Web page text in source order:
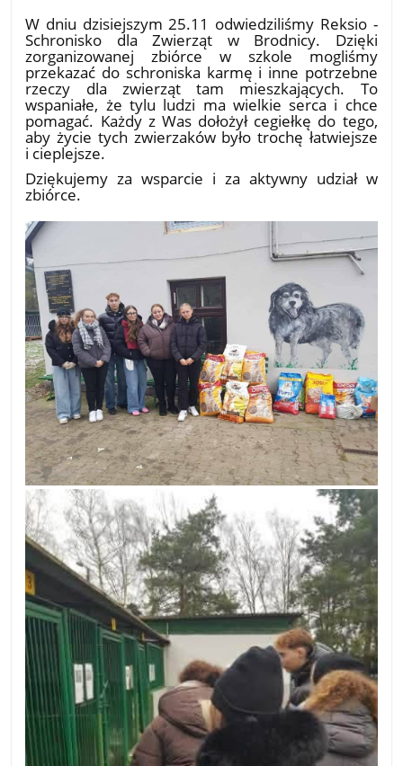
W dniu dzisiejszym 25.11 odwiedziliśmy Reksio -
Schronisko dla Zwierząt w Brodnicy. Dzięki
zorganizowanej zbiórce w szkole mogliśmy
przekazać do schroniska karmę i inne potrzebne
rzeczy dla zwierząt tam mieszkających. To
wspaniałe, że tylu ludzi ma wielkie serca i chce
pomagać. Każdy z Was dołożył cegiełkę do tego,
aby życie tych zwierzaków było trochę łatwiejsze
i cieplejsze.
Dziękujemy za wsparcie i za aktywny udział w
zbiórce.